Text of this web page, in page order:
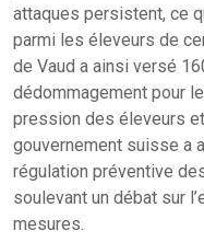
attaques persistent, ce
parmi les éleveurs de
de Vaud a ainsi versé
dédommagement pour
pression des éleveurs
gouvernement suisse a
régulation préventive
soulevant un débat sur
mesures.